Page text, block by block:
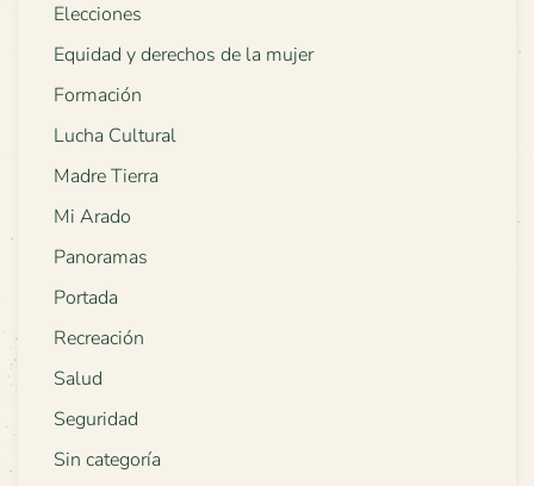
Elecciones
Equidad y derechos de la mujer
Formación
Lucha Cultural
Madre Tierra
Mi Arado
Panoramas
Portada
Recreación
Salud
Seguridad
Sin categoría